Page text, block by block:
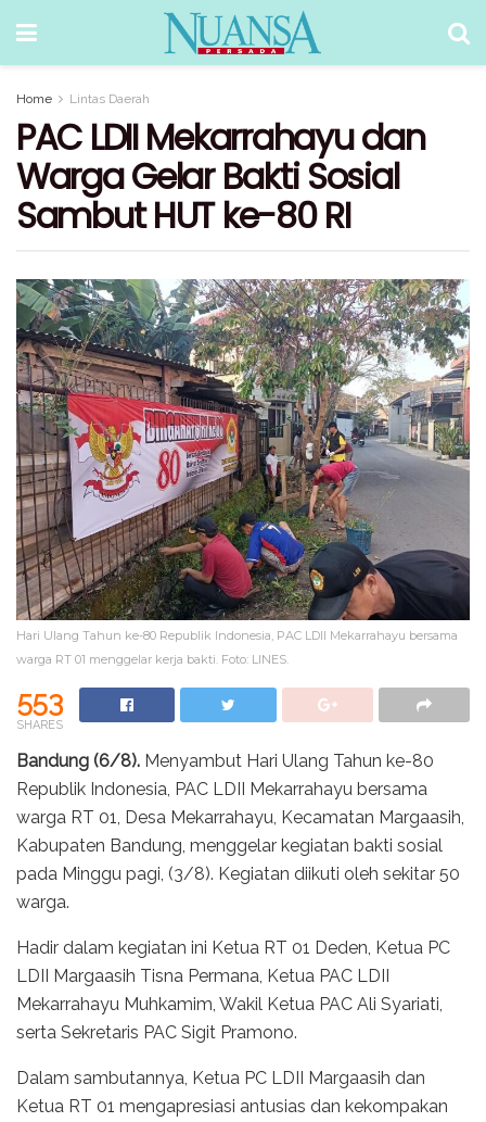
Home Lintas Daerah
PAC LDII Mekarrahayu dan
Warga Gelar Bakti Sosial
Sambut HUT ke-80 RI
Hari Ulang Tahun ke-80 Republik Indonesia, PAC LDII Mekarrahayu bersama
warga RT 01 menggelar kerja bakti. Foto: LINES.
553
SHARES
Bandung (6/8). Menyambut Hari Ulang Tahun ke-80
Republik Indonesia, PAC LDII Mekarrahayu bersama
warga RT 01, Desa Mekarrahayu, Kecamatan Margaasih,
Kabupaten Bandung, menggelar kegiatan bakti sosial
pada Minggu pagi, (3/8). Kegiatan diikuti oleh sekitar 50
warga.
Hadir dalam kegiatan ini Ketua RT 01 Deden, Ketua PC
LDII Margaasih Tisna Permana, Ketua PAC LDII
Mekarrahayu Muhkamim, Wakil Ketua PAC Ali Syariati,
serta Sekretaris PAC Sigit Pramono.
Dalam sambutannya, Ketua PC LDII Margaasih dan
Ketua RT 01 mengapresiasi antusias dan kekompakan